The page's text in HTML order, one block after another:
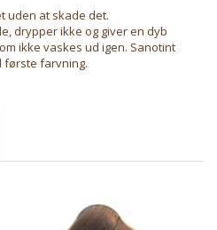
uden at skade det.
drypper ikke og giver en dyb
ikke vaskes ud igen. Sanotint
første farvning.